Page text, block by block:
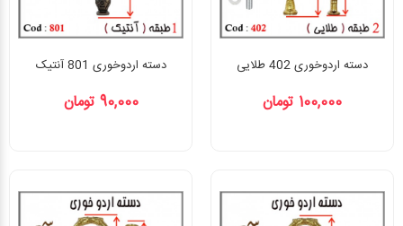
دسته اردوخوری 402 طلایی
100,000 تومان
دسته اردوخوری 801 آنتیک
90,000 تومان